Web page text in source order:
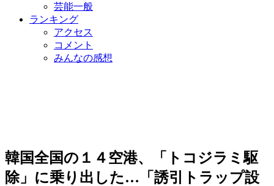
芸能一般
ランキング
アクセス
コメント
みんなの感想
韓国全国の１４空港、「トコジラミ駆
除」に乗り出した…「誘引トラップ設